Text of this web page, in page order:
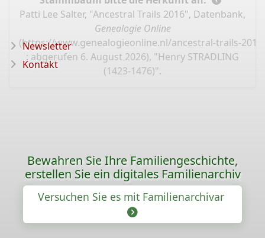
Patti Lee Salter, "Ancestral Trails 2016", Datenbank,
Genealogie Online
(https://www.genealogieonline.nl/ancestral-trails-
: abgerufen 6. August 2026), "Henry STRADLING
(1423-1476)".
Newsletter
Kontakt
Bewahren Sie Ihre Familiengeschichte,
erstellen Sie ein digitales Familienarchiv
Versuchen Sie es mit Familienarchivar